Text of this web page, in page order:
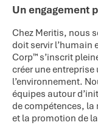
Un engagement
Chez Meritis, nous
doit servir l’humain
Corp™ s’inscrit
créer une
l’environnement.
équipes autour
de compétences, la
et la promotion de